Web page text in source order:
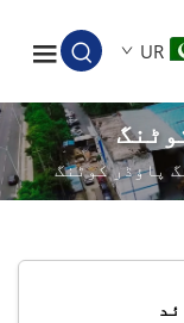
UR
پاؤڈر کوٹنگ